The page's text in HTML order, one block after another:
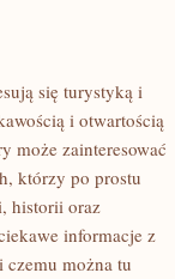
się turystyką i
i otwartością
może zainteresować
którzy po prostu
historii oraz
informacje z
można tu